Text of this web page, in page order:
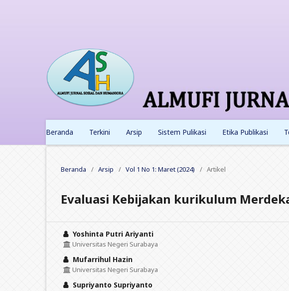
Beranda Terkini Arsip Sistem Pulikasi Etika Publikasi
Beranda / Arsip / Vol 1 No 1: Maret (2024) / Artikel
Evaluasi Kebijakan kurikulum
Yoshinta Putri Ariyanti
Universitas Negeri Surabaya
Mufarrihul Hazin
Universitas Negeri Surabaya
Supriyanto Supriyanto